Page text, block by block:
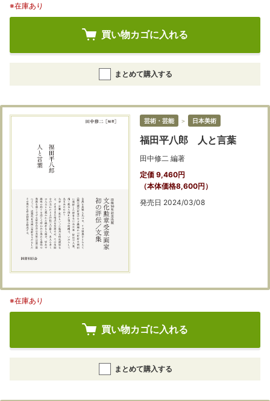
※在庫あり
買い物カゴに入れる
まとめて購入する
芸術・芸能 ＞ 日本美術
福田平八郎 人と言葉
田中修二 編著
定価 9,460円
（本体価格8,600円）
発売日 2024/03/08
※在庫あり
買い物カゴに入れる
まとめて購入する